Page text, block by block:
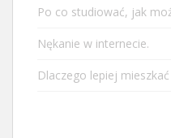
Po co studiować, jak
Nękanie w internecie.
Dlaczego lepiej